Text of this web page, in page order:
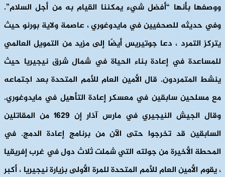
ووصفها بأنها “أفضل شيء يمكننا القيام به من أجل السلام”.
وفي حديثه للصحفيين في مايدوغوري ، عاصمة ولاية بورنو حيث
يتركز التمرد ، دعا جوتيريس أيضًا إلى مزيد من التمويل العالمي
للمساعدة في إعادة بناء الحياة في شمال شرق نيجيريا حيث
ينشط المتمردون. قال الأمين العام للأمم المتحدة بعد اجتماعه
مع مسلحين سابقين في معسكر إعادة التأهيل في مايدوغوري.
وقال الجيش النيجيري في مارس آذار إن 1629 من المقاتلين
السابقين قد تخرجوا حتى الآن من برنامج إعادة الدمج. في
المحطة الأخيرة من جولته التي شملت ثلاث دول في غرب إفريقيا
، يقوم الأمين العام للأمم المتحدة للمرة الأولى بزيارة نيجيريا ، أكبر